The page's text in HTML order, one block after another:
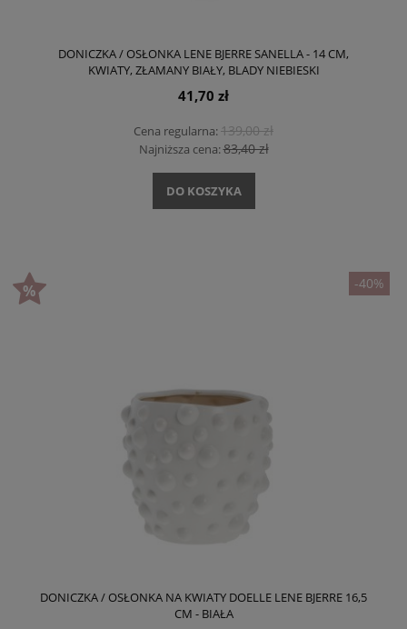
DONICZKA / OSŁONKA LENE BJERRE SANELLA - 14 CM,
KWIATY, ZŁAMANY BIAŁY, BLADY NIEBIESKI
41,70 zł
Cena regularna:139,00 zł
Najniższa cena:83,40 zł
DO KOSZYKA
DONICZKA / OSŁONKA NA KWIATY DOELLE LENE BJERRE 16,5
CM - BIAŁA
-40%